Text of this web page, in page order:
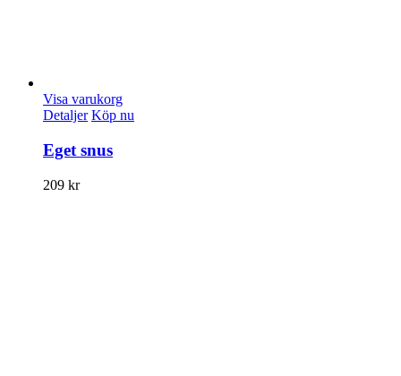
Visa varukorg
Detaljer Köp nu
Eget snus
209 kr